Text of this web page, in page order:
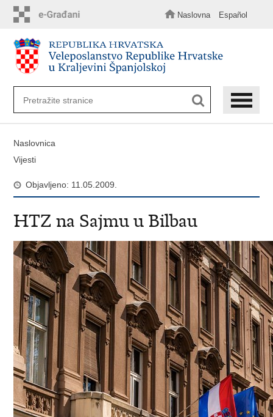
sadržaj
Naslovna Español
Naslovnica
Vijesti
Objavljeno: 11.05.2009.
HTZ na Sajmu u Bilbau